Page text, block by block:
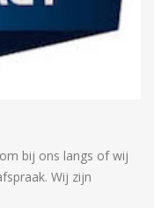
bij ons langs of wij
Wij zijn